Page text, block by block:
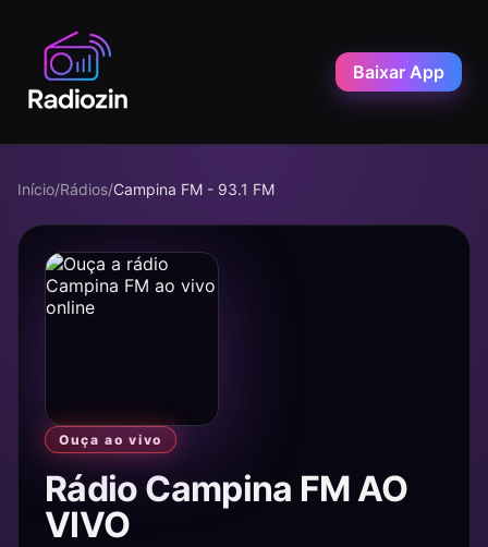
Baixar App
Início/Rádios/Campina FM - 93.1 FM
Ouça ao vivo
Rádio Campina FM AO
VIVO